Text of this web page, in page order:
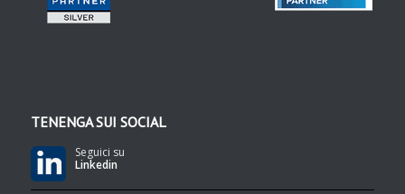
TENENGA SUI SOCIAL
Seguici su
Linkedin